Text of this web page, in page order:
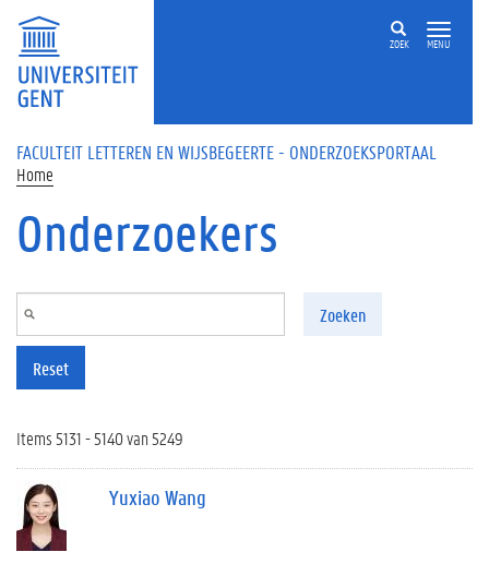
Overslaan en naar de inhoud gaan
ZOEK MENU
FACULTEIT LETTEREN EN WIJSBEGEERTE - ONDERZOEKSPORTAAL
Home
Onderzoekers
Zoeken
Reset
Items 5131 - 5140 van 5249
Yuxiao Wang